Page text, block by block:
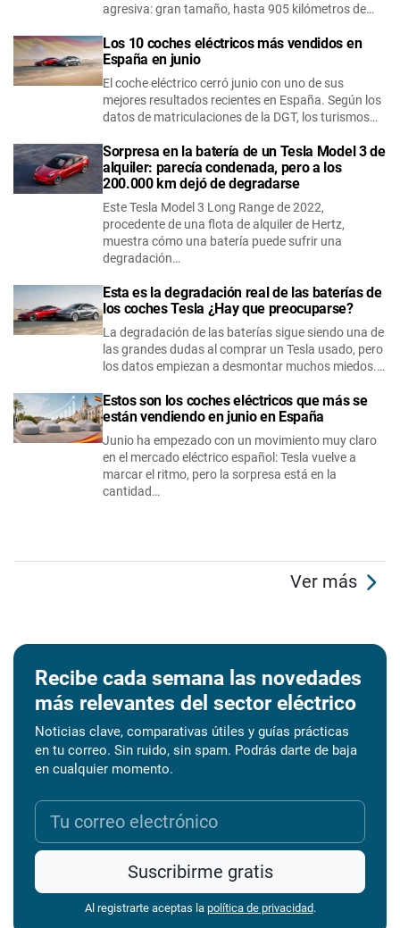
agresiva: gran tamaño, hasta 905 kilómetros de…
Los 10 coches eléctricos más vendidos en
España en junio
El coche eléctrico cerró junio con uno de sus
mejores resultados recientes en España. Según los
datos de matriculaciones de la DGT, los turismos…
Sorpresa en la batería de un Tesla Model 3 de
alquiler: parecía condenada, pero a los
200.000 km dejó de degradarse
Este Tesla Model 3 Long Range de 2022,
procedente de una flota de alquiler de Hertz,
muestra cómo una batería puede sufrir una
degradación…
Esta es la degradación real de las baterías de
los coches Tesla ¿Hay que preocuparse?
La degradación de las baterías sigue siendo una de
las grandes dudas al comprar un Tesla usado, pero
los datos empiezan a desmontar muchos miedos.…
Estos son los coches eléctricos que más se
están vendiendo en junio en España
Junio ha empezado con un movimiento muy claro
en el mercado eléctrico español: Tesla vuelve a
marcar el ritmo, pero la sorpresa está en la
cantidad…
Ver más
Recibe cada semana las novedades
más relevantes del sector eléctrico
Noticias clave, comparativas útiles y guías prácticas
en tu correo. Sin ruido, sin spam. Podrás darte de baja
en cualquier momento.
Suscribirme gratis
Al registrarte aceptas la política de privacidad.